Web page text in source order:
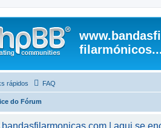
rápidos FAQ
do Fórum
| aqui se